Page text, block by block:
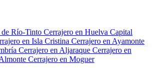
de Río-Tinto Cerrajero en Huelva Capital
en Isla Cristina Cerrajero en Ayamonte
Cerrajero en Aljaraque Cerrajero en
Cerrajero en Moguer